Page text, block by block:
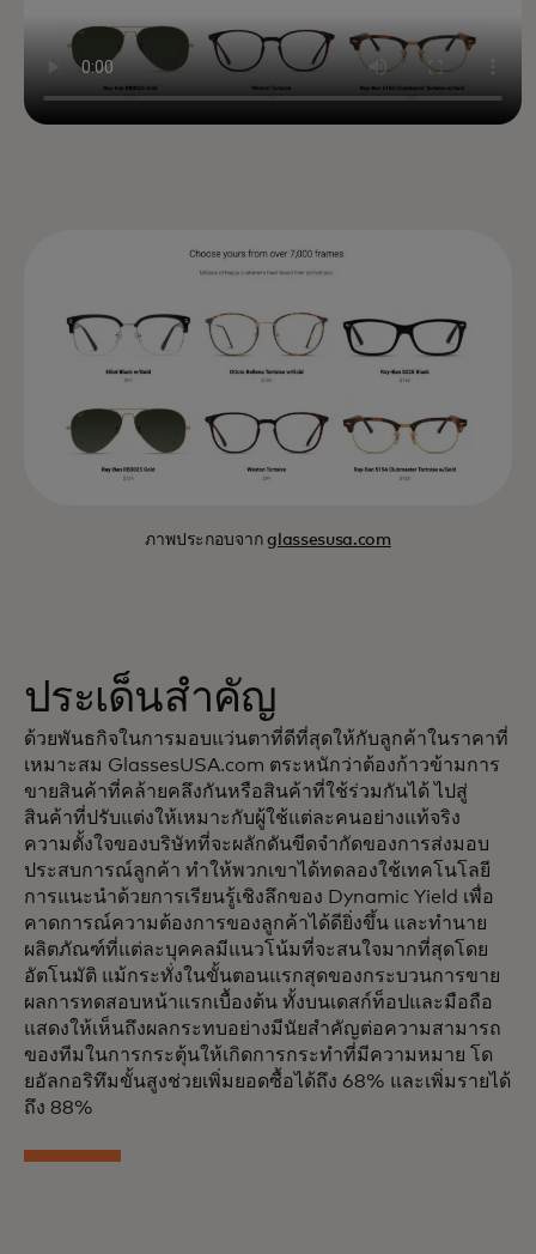
ภาพประกอบจากglassesusa.com
ประเด็นสำคัญ
ด้วยพันธกิจในการมอบแว่นตาที่ดีที่สุดให้กับลูกค้าในราคาที่
เหมาะสม GlassesUSA.com ตระหนักว่าต้องก้าวข้ามการ
ขายสินค้าที่คล้ายคลึงกันหรือสินค้าที่ใช้ร่วมกันได้ ไปสู่
สินค้าที่ปรับแต่งให้เหมาะกับผู้ใช้แต่ละคนอย่างแท้จริง
ความตั้งใจของบริษัทที่จะผลักดันขีดจำกัดของการส่งมอบ
ประสบการณ์ลูกค้า ทำให้พวกเขาได้ทดลองใช้เทคโนโลยี
การแนะนำด้วยการเรียนรู้เชิงลึกของ Dynamic Yield เพื่อ
คาดการณ์ความต้องการของลูกค้าได้ดียิ่งขึ้น และทำนาย
ผลิตภัณฑ์ที่แต่ละบุคคลมีแนวโน้มที่จะสนใจมากที่สุดโดย
อัตโนมัติ แม้กระทั่งในขั้นตอนแรกสุดของกระบวนการขาย
ผลการทดสอบหน้าแรกเบื้องต้น ทั้งบนเดสก์ท็อปและมือถือ
แสดงให้เห็นถึงผลกระทบอย่างมีนัยสำคัญต่อความสามารถ
ของทีมในการกระตุ้นให้เกิดการกระทำที่มีความหมาย โด
ยอัลกอริทึมขั้นสูงช่วยเพิ่มยอดซื้อได้ถึง 68% และเพิ่มรายได้
ถึง 88%